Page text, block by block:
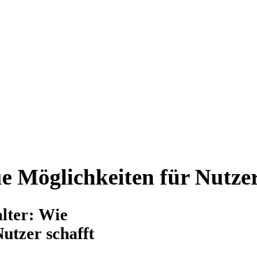
Möglichkeiten für
Wie
schafft